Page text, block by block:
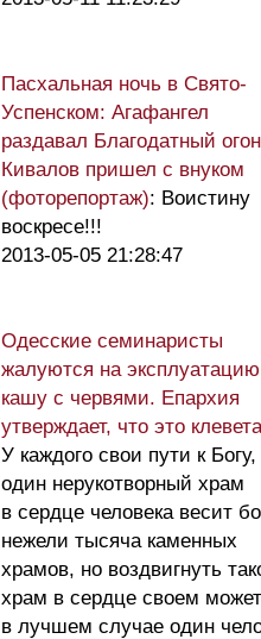
Пасхальная ночь в Свято-
Успенском: Агафангел
раздавал Благодатный
Кивалов пришел с внуком
(фоторепортаж): Воистину
воскресе!!!
2013-05-05 21:28:47
Одесские семинаристы
жалуются на
кашу с червями. Епархия
утверждает, что это
У каждого свои пути к Богу,
один нерукотворный храм
в сердце человека весит
нежели тысяча каменных
храмов, но воздвигнуть
храм в сердце своем может
в лучшем случае один